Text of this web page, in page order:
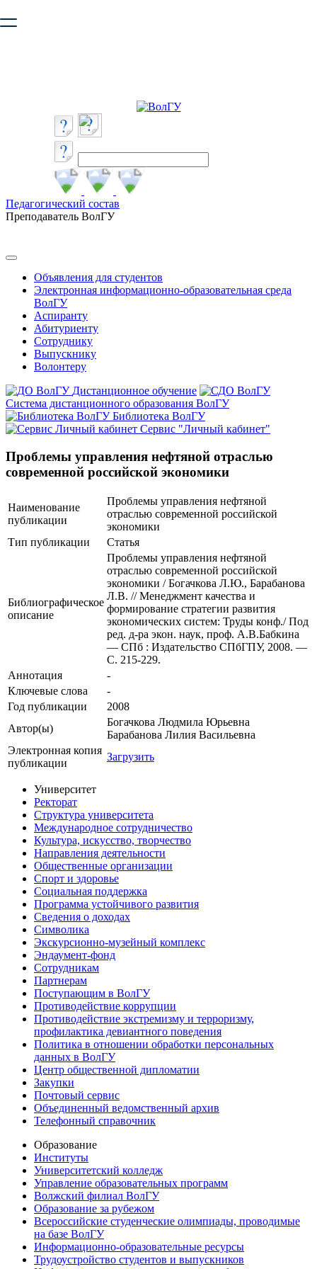
безопасную работу с сайтом. Пожалуйста
Педагогический состав
Преподаватель ВолГУ
Объявления для студентов
Электронная информационно-образовательная среда
ВолГУ
Аспиранту
Абитуриенту
Сотруднику
Выпускнику
Волонтеру
Дистанционное обучение
Система дистанционного образования ВолГУ
Библиотека ВолГУ
Сервис "Личный кабинет"
Проблемы управления нефтяной отраслью
современной российской экономики
Наименование
публикации
Проблемы управления нефтяной
отраслью современной российской
экономики
Тип публикации
Статья
Библиографическое
описание
Проблемы управления нефтяной
отраслью современной российской
экономики / Богачкова Л.Ю., Барабанова
Л.В. // Менеджмент качества и
формирование стратегии развития
экономических систем: Труды конф./ Под
ред. д-ра экон. наук, проф. А.В.Бабкина
— СПб : Издательство СПбГПУ, 2008. —
С. 215-229.
Аннотация
-
Ключевые cлова
-
Год публикации
2008
Автор(ы)
Богачкова Людмила Юрьевна
Барабанова Лилия Васильевна
Электронная копия
публикации
Загрузить
Университет
Ректорат
Структура университета
Международное сотрудничество
Культура, искусство, творчество
Направления деятельности
Общественные организации
Спорт и здоровье
Социальная поддержка
Программа устойчивого развития
Сведения о доходах
Символика
Экскурсионно-музейный комплекс
Эндаумент-фонд
Сотрудникам
Партнерам
Поступающим в ВолГУ
Противодействие коррупции
Противодействие экстремизму и терроризму,
профилактика девиантного поведения
Политика в отношении обработки персональных
данных в ВолГУ
Центр общественной дипломатии
Закупки
Почтовый сервис
Объединенный ведомственный архив
Телефонный справочник
Образование
Институты
Университетский колледж
Управление образовательных программ
Волжский филиал ВолГУ
Образование за рубежом
Всероссийские студенческие олимпиады, проводимые
на базе ВолГУ
Информационно-образовательные ресурсы
Трудоустройство студентов и выпускников